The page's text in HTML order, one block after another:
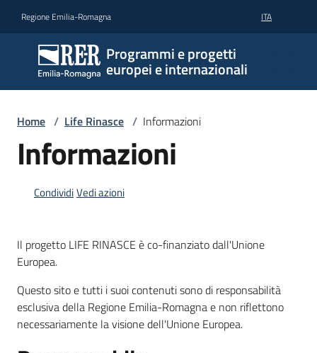
Regione Emilia-Romagna ITA
Programmi e progetti
europei e internazionali
Home / Life Rinasce / Informazioni
Informazioni
CondividiVedi azioni
Il progetto LIFE RINASCE è co-finanziato dall'Unione
Europea.
Questo sito e tutti i suoi contenuti sono di responsabilità
esclusiva della Regione Emilia-Romagna e non riflettono
necessariamente la visione dell'Unione Europea.